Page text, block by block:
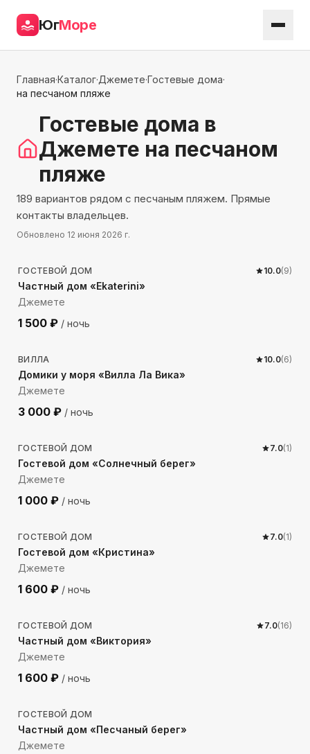
ЮгМоре
Главная·Каталог·Джемете·Гостевые дома·
на песчаном пляже
Гостевые дома в
Джемете на песчаном
пляже
189 вариантов рядом с песчаным пляжем. Прямые
контакты владельцев.
Обновлено 12 июня 2026 г.
988м до моря
ГОСТЕВОЙ ДОМ 10.0(9)
Частный дом «Ekaterini»
Джемете
1 500 ₽ / ночь
1086 м до моря
ВИЛЛА 10.0(6)
Домики у моря «Вилла Ла Вика»
Джемете
3 000 ₽ / ночь
ГОСТЕВОЙ ДОМ 7.0(1)
Гостевой дом «Солнечный берег»
Джемете
1 000 ₽ / ночь
476 м до моря
ГОСТЕВОЙ ДОМ 7.0(1)
Гостевой дом «Кристина»
Джемете
1 600 ₽ / ночь
302м до моря
ГОСТЕВОЙ ДОМ 7.0(16)
Частный дом «Виктория»
Джемете
1 600 ₽ / ночь
376м до моря
ГОСТЕВОЙ ДОМ
Частный дом «Песчаный берег»
Джемете